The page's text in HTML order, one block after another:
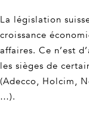
La législation
croissance
affaires. Ce n’est
les sièges de
(Adecco, Holcim,
…).